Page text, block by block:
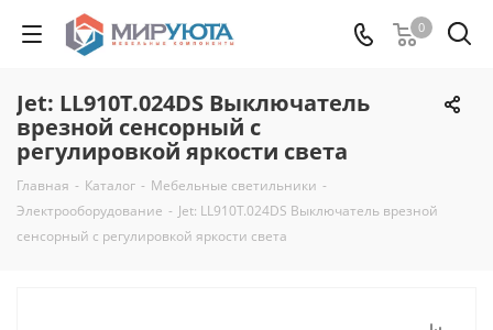
0
Jet: LL910T.024DS Выключатель
врезной сенсорный с
регулировкой яркости света
Главная - Каталог - Мебельные светильники -
Электрооборудование - Jet: LL910T.024DS Выключатель врезной
сенсорный с регулировкой яркости света